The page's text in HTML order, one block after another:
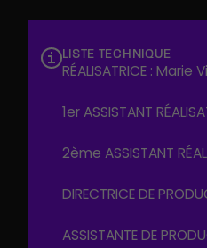
LISTE TECHNIQUE
RÉALISATRICE : Marie
1er ASSISTANT
2ème ASSISTANT
DIRECTRICE DE
ASSISTANTE DE